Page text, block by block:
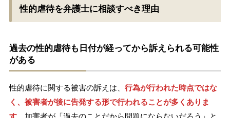
性的虐待を弁護士に相談すべき理由
過去の性的虐待も日付が経ってから訴えられる可能性
がある
性的虐待に関する被害の訴えは、 行為が行われた時点ではな
く、被害者が後に告発する形で行われることが多くありま
す。加害者が「過去のことだから問題にならないだろう」と